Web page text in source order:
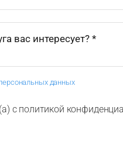
данных
с политикой